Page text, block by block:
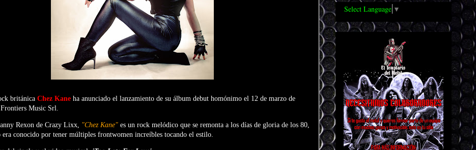
británica Chez Kane ha anunciado el lanzamiento de su álbum debut homónimo el 12 de marzo de
Music Srl.
Rexon de Crazy Lixx, "Chez Kane" es un rock melódico que se remonta a los días de gloria de los 80,
era conocido por tener múltiples frontwomen increíbles tocando el estilo.
Select Language ▼